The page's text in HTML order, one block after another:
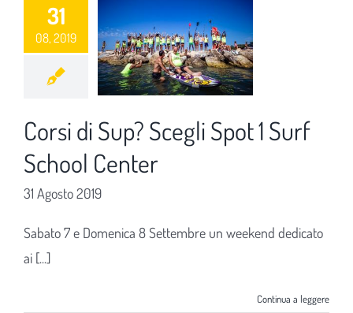
31
08, 2019
Corsi di Sup? Scegli Spot 1 Surf
School Center
31 Agosto 2019
Sabato 7 e Domenica 8 Settembre un weekend dedicato
ai [...]
Continua a leggere